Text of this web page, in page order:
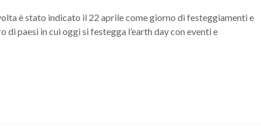
è stato indicato il 22 aprile come giorno di festeggiamenti e
di paesi in cui oggi si festegga l’earth day con eventi e